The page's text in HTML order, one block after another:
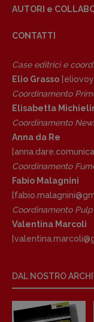
Coordinamento
Anna da Re
Coordinamento
media:
Valentina
ARCHIVIO E
AUTORI e
CONTATTI
Case editrici e
Elio Grasso
Coordinamento
Elisabetta
Coordinamento
Anna da Re
Coordinamento
Fabio Malagnini
Coordinamento
Valentina Marcoli
DAL NOSTRO